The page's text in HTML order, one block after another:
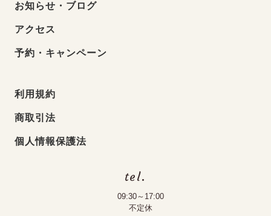
お知らせ・ブログ
アクセス
予約・キャンペーン
利用規約
商取引法
個人情報保護法
tel.
09:30～17:00
不定休